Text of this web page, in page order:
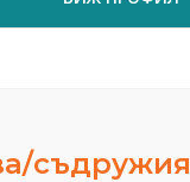
съдружия